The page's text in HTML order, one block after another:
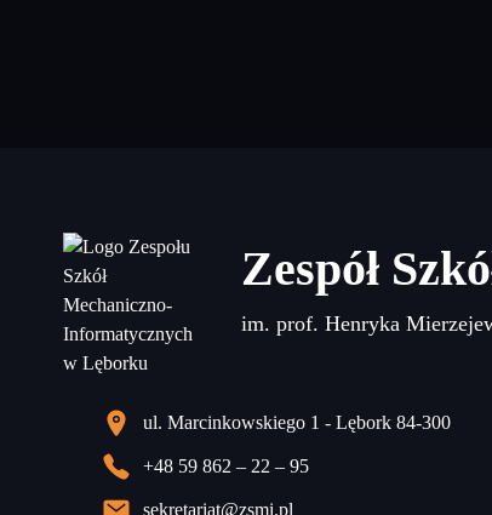
Zespół
im. prof. Henryka
ul. Marcinkowskiego 1 - Lębork 84-300
+48 59 862 – 22 – 95
sekretariat@zsmi.pl